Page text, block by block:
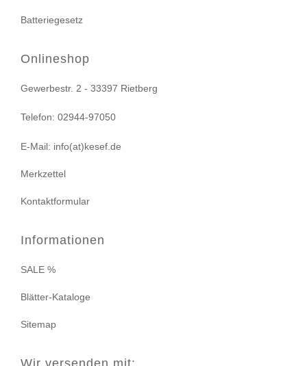
Batteriegesetz
Onlineshop
Gewerbestr. 2 - 33397 Rietberg
Telefon: 02944-97050
E-Mail: info(at)kesef.de
Merkzettel
Kontaktformular
Informationen
SALE %
Blätter-Kataloge
Sitemap
Wir versenden mit: